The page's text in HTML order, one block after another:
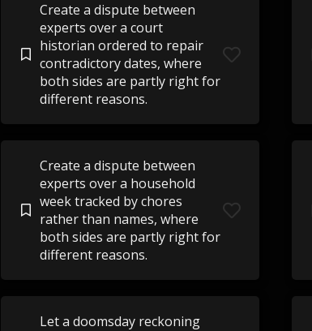
Create a dispute between
experts over a court
historian ordered to repair
contradictory dates, where
both sides are partly right for
different reasons.
Create a dispute between
experts over a household
week tracked by chores
rather than names, where
both sides are partly right for
different reasons.
Let a doomsday reckoning